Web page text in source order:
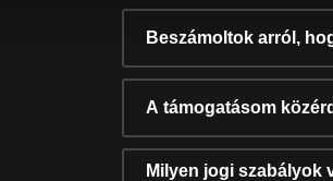
Beszámoltok arról,
A támogatásom
Milyen jogi szabályok